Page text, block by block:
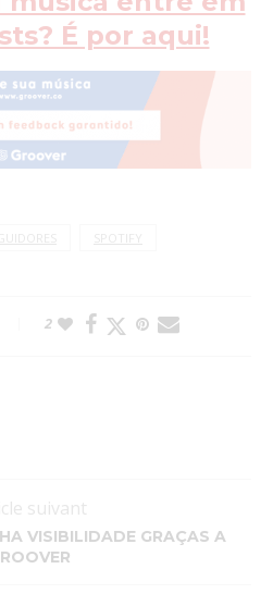
É por aqui!
SPOTIFY
2
suivant
VISIBILIDADE GRAÇAS A